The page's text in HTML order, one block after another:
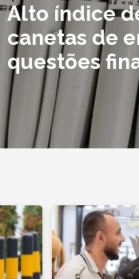
Alto índice
canetas de
questões